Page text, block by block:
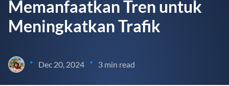
Memanfaatkan Tren untuk
Meningkatkan Trafik
• Dec 20, 2024 • 3 min read